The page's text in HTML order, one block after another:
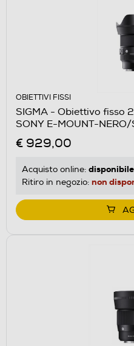
OBIETTIVI FISSI
SIGMA - Obiettivo fisso
SONY E-MOUNT-NERO/
€ 929,00
Acquisto online: disponibile
Ritiro in negozio: non